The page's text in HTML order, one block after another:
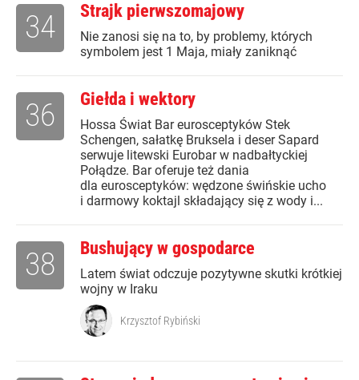
Strajk pierwszomajowy
Nie zanosi się na to, by problemy, których
symbolem jest 1 Maja, miały zaniknąć
34
Giełda i wektory
Hossa Świat Bar eurosceptyków Stek
Schengen, sałatkę Bruksela i deser Sapard
serwuje litewski Eurobar w nadbałtyckiej
Połądze. Bar oferuje też dania
dla eurosceptyków: wędzone świńskie ucho
i darmowy koktajl składający się z wody i...
36
Bushujący w gospodarce
Latem świat odczuje pozytywne skutki krótkiej
wojny w Iraku
38
Krzysztof Rybiński